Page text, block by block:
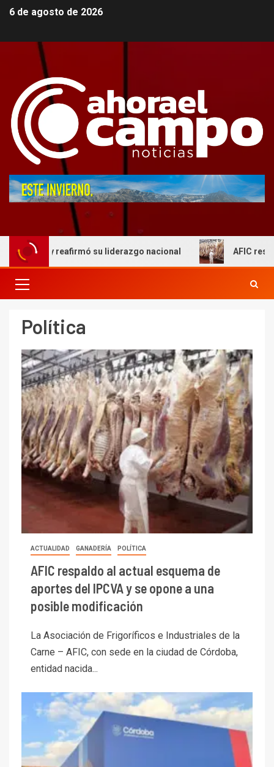
6 de agosto de 2026
su liderazgo nacional AFIC respaldo al actual
Política
ACTUALIDAD GANADERÍA POLÍTICA
AFIC respaldo al actual esquema de
aportes del IPCVA y se opone a una
posible modificación
La Asociación de Frigoríficos e Industriales de la
Carne – AFIC, con sede en la ciudad de Córdoba,
entidad nacida...